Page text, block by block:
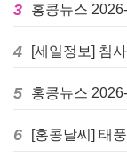
3 홍콩뉴스
4
5 홍콩뉴스
6 [홍콩날씨] 태